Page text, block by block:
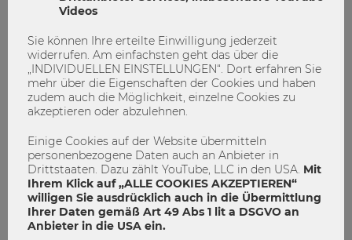
"Ein Bildungsaufstieg ist in Österreich
Videos
Sie können Ihre erteilte Einwilligung jederzeit
widerrufen. Am einfachsten geht das über die
„INDIVIDUELLEN EINSTELLUNGEN“. Dort erfahren Sie
mehr über die Eigenschaften der Cookies und haben
zudem auch die Möglichkeit, einzelne Cookies zu
akzeptieren oder abzulehnen.
Einige Cookies auf der Website übermitteln
personenbezogene Daten auch an Anbieter in
Drittstaaten. Dazu zählt YouTube, LLC in den USA. Mit
Ihrem Klick auf „ALLE COOKIES AKZEPTIEREN“
willigen Sie ausdrücklich auch in die Übermittlung
Ihrer Daten gemäß Art 49 Abs 1 lit a DSGVO an
Anbieter in die USA ein.